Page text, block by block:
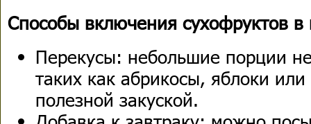
Способы включения сухофруктов в
Перекусы: небольшие порции
таких как абрикосы, яблоки или
полезной закуской.